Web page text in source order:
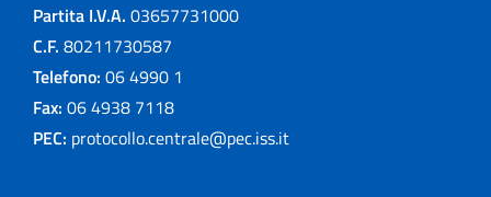
Partita I.V.A. 03657731000
C.F. 80211730587
Telefono: 06 4990 1
Fax: 06 4938 7118
PEC: protocollo.centrale@pec.iss.it